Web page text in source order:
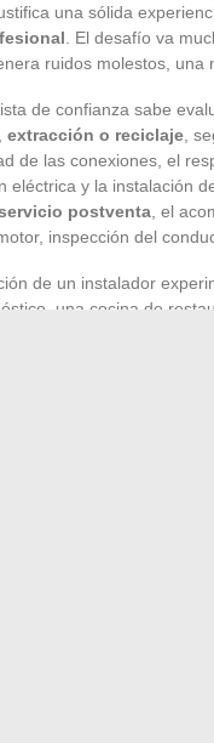
una sólida
. El desafío va
ruidos molestos, una
de confianza sabe
extracción o reciclaje ,
de las conexiones, el
eléctrica y la instalación
postventa , el
inspección del
de un instalador
una cocina de